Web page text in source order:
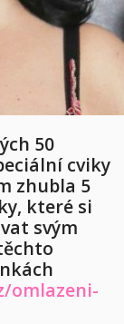
50
cviky
zhubla 5
které si
svým
omlazeni-